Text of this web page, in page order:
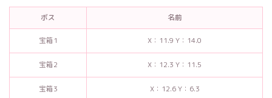
ボス 名前
宝箱1 X：11.9 Y：14.0
宝箱2 X：12.3 Y：11.5
宝箱3 X：12.6 Y：6.3